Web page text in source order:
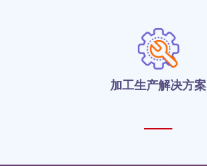
加工生产解决方案